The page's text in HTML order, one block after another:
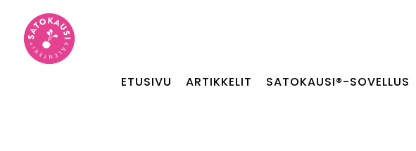
ETUSIVU ARTIKKELIT SATOKAUSI®-SOVELLUS